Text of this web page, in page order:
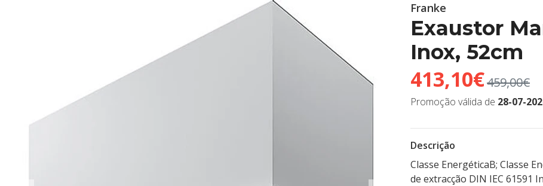
Franke
Exaustor
Inox, 52cm
413,10€459,00€
Promoção válida de 28-07-
Descrição
Classe EnergéticaB; Classe
de extracção DIN IEC 61591